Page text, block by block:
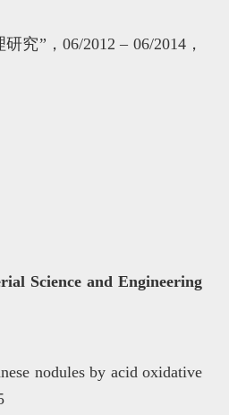
究”，06/2012 – 06/2014，
Science and Engineering
nodules by acid oxidative